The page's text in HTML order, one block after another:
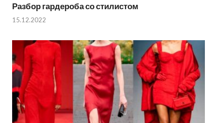
Разбор гардероба со стилистом
15.12.2022